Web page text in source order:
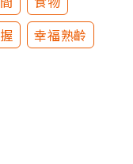
幸福熟齡